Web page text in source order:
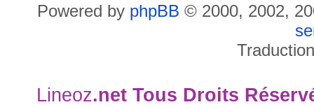
Powered by phpBB © 2000, 2002,
Lineoz.net Tous Droits